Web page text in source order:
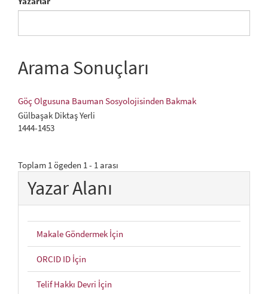
Arama Sonuçları
Göç Olgusuna Bauman Sosyolojisinden Bakmak
Gülbaşak Diktaş Yerli
1444-1453
Toplam 1 ögeden 1 - 1 arası
Yazar Alanı
Makale Göndermek İçin
ORCID ID İçin
Telif Hakkı Devri İçin